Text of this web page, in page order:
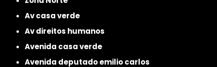
av casa verde
av direitos humanos
avenida casa verde
avenida deputado emilio carlos